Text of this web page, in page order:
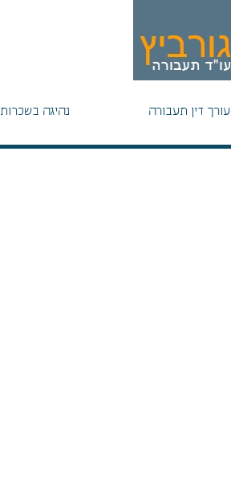
עורך דין תעבורה נהיגה בשכרות